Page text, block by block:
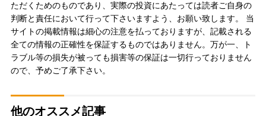
ただくためのものであり、実際の投資にあたっては読者ご自身の
判断と責任において行って下さいますよう、お願い致します。 当
サイトの掲載情報は細心の注意を払っておりますが、記載される
全ての情報の正確性を保証するものではありません。万が一、ト
ラブル等の損失が被っても損害等の保証は一切行っておりません
ので、予めご了承下さい。
他のオススメ記事